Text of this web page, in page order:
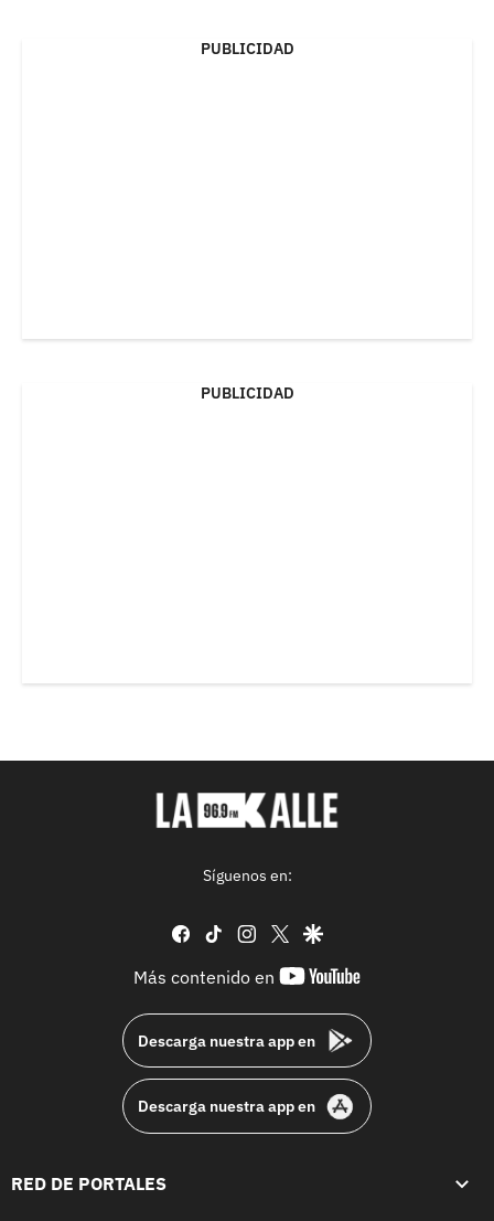
PUBLICIDAD
PUBLICIDAD
Síguenos en:
facebook
tiktok instagram
twittergoogle
Más contenido en
youtube-
Descarga nuestra app en
Descarga nuestra app en
RED DE PORTALES